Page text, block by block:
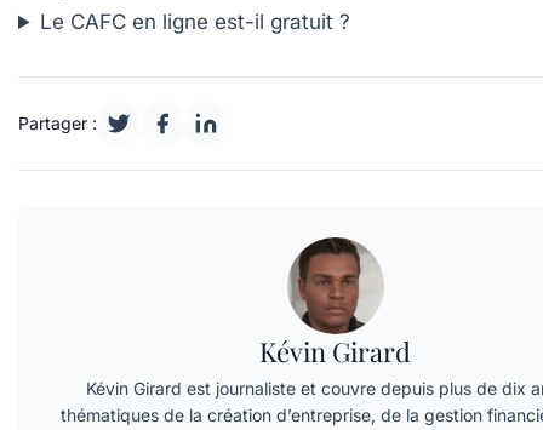
Le CAFC en ligne est-il gratuit ?
Partager :
Kévin Girard
Kévin Girard est journaliste et couvre depuis plus de dix
thématiques de la création d’entreprise, de la gestion